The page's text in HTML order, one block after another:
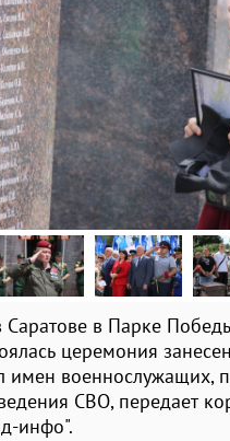
Саратове в Парке
церемония
имен военнослужащих,
СВО, передает
инфо".